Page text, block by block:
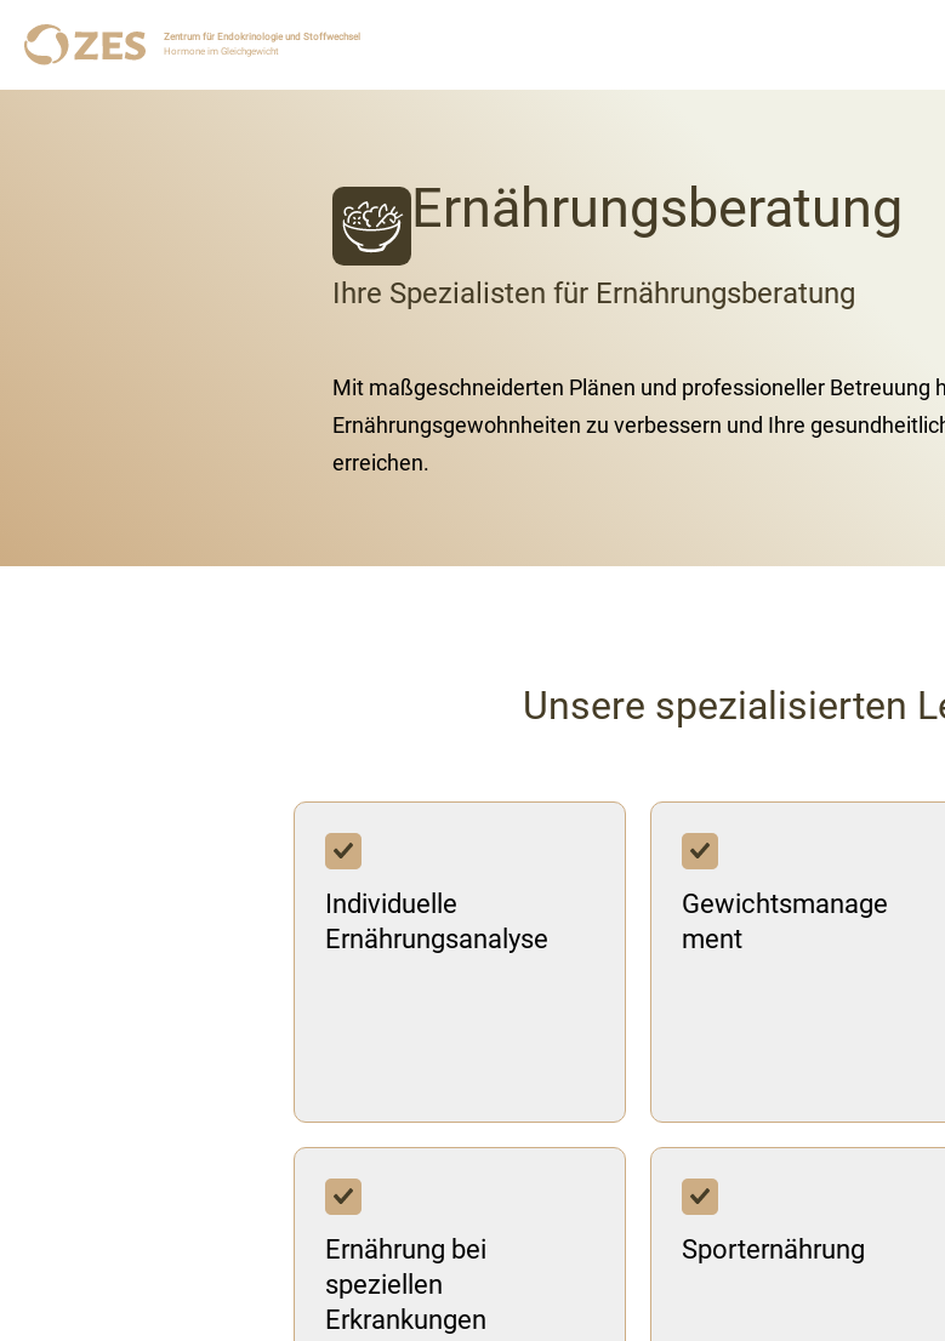
Zentrum für Endokrinologie und Stoffwechsel
Hormone im Gleichgewicht
Ernährungsberatung
Ihre Spezialisten für Ernährungsberatung
Mit maßgeschneiderten Plänen und professioneller Betreuung
Ernährungsgewohnheiten zu verbessern und Ihre
erreichen.
Unsere spezialisierten
Individuelle
Ernährungsanalyse
Gewichtsmanage
ment
Ernährung bei
speziellen
Erkrankungen
Sporternährung